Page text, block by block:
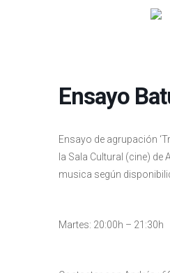
Ensayo
Ensayo de agrupación
la Sala Cultural (cine) de
musica según
Martes: 20:00h – 21:30h